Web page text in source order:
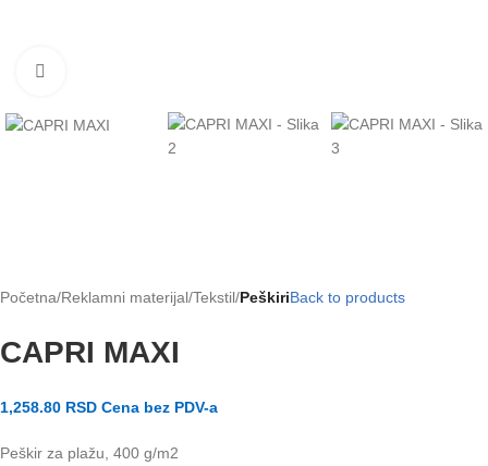
Početna Reklamni materijal Tekstil PeškiriBack to products
CAPRI MAXI
1,258.80 RSD Cena bez PDV-a
Peškir za plažu, 400 g/m2